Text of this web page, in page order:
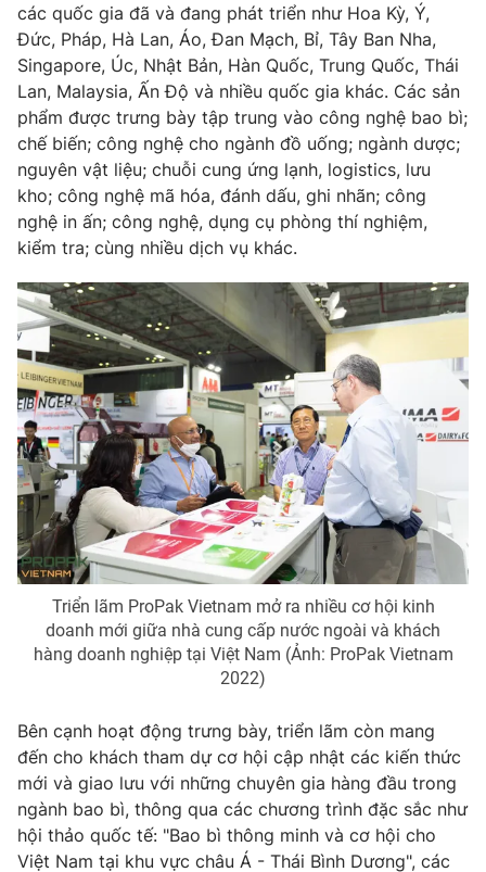
thuận bằng văn bản. Ghi rõ nguồn VTV.vn khi phát hành lại
thông tin từ website này.
các quốc gia đã và đang phát triển như Hoa Kỳ, Ý,
Đức, Pháp, Hà Lan, Áo, Đan Mạch, Bỉ, Tây Ban Nha,
Singapore, Úc, Nhật Bản, Hàn Quốc, Trung Quốc, Thái
Lan, Malaysia, Ấn Độ và nhiều quốc gia khác. Các sản
phẩm được trưng bày tập trung vào công nghệ bao bì;
chế biến; công nghệ cho ngành đồ uống; ngành dược;
nguyên vật liệu; chuỗi cung ứng lạnh, logistics, lưu
kho; công nghệ mã hóa, đánh dấu, ghi nhãn; công
nghệ in ấn; công nghệ, dụng cụ phòng thí nghiệm,
kiểm tra; cùng nhiều dịch vụ khác.
Triển lãm ProPak Vietnam mở ra nhiều cơ hội kinh
doanh mới giữa nhà cung cấp nước ngoài và khách
hàng doanh nghiệp tại Việt Nam (Ảnh: ProPak Vietnam
2022)
Bên cạnh hoạt động trưng bày, triển lãm còn mang
đến cho khách tham dự cơ hội cập nhật các kiến thức
mới và giao lưu với những chuyên gia hàng đầu trong
ngành bao bì, thông qua các chương trình đặc sắc như
hội thảo quốc tế: "Bao bì thông minh và cơ hội cho
Việt Nam tại khu vực châu Á - Thái Bình Dương", các